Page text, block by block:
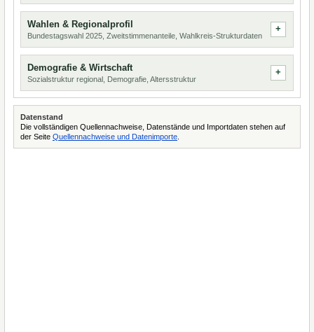
Wahlen & Regionalprofil
Bundestagswahl 2025, Zweitstimmenanteile, Wahlkreis-Strukturdaten
Demografie & Wirtschaft
Sozialstruktur regional, Demografie, Altersstruktur
Datenstand
Die vollständigen Quellennachweise, Datenstände und Importdaten stehen auf
der Seite Quellennachweise und Datenimporte